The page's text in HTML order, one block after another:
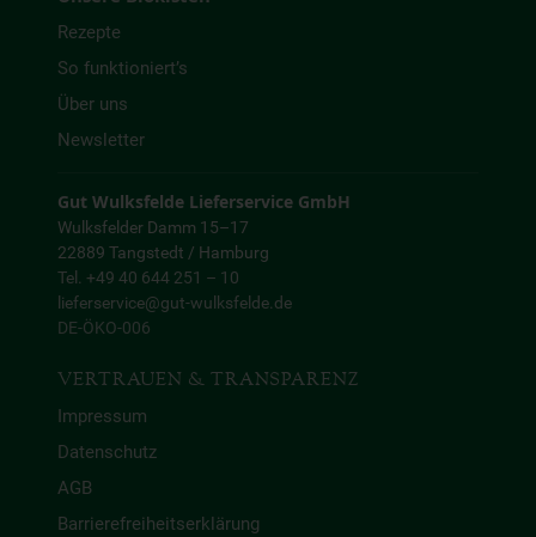
Rezepte
So funktioniert’s
Über uns
Newsletter
Gut Wulksfelde Lieferservice GmbH
Wulksfelder Damm 15–17
22889 Tangstedt / Hamburg
Tel. +49 40 644 251 – 10
lieferservice@gut-wulksfelde.de
DE-ÖKO-006
VERTRAUEN & TRANSPARENZ
Impressum
Datenschutz
AGB
Barrierefreiheitserklärung